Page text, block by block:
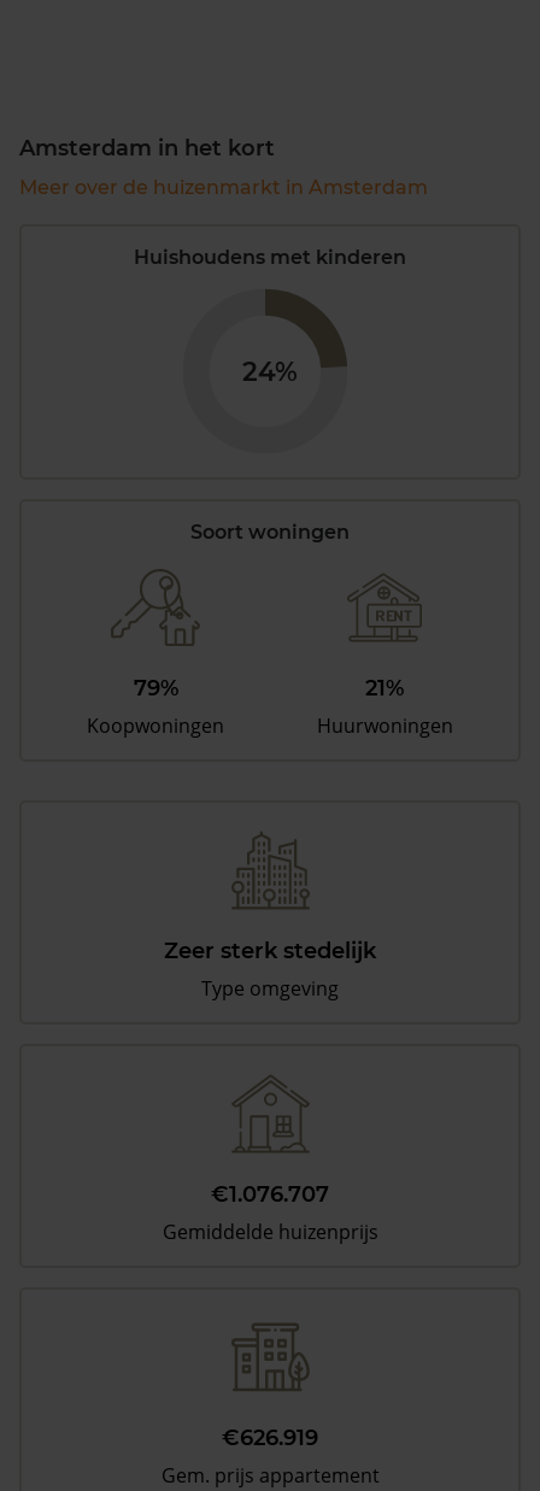
Amsterdam in het kort
Meer over de huizenmarkt in Amsterdam
Huishoudens met kinderen
24%
Soort woningen
79%
Koopwoningen
21%
Huurwoningen
Zeer sterk stedelijk
Type omgeving
€1.076.707
Gemiddelde huizenprijs
€626.919
Gem. prijs appartement